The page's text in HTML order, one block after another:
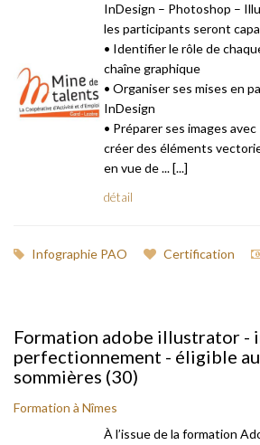
InDesign – Photoshop –
les participants seront
• Identifier le rôle de
chaîne graphique
• Organiser ses mises en
InDesign
• Préparer ses images
créer des éléments
en vue de ... [...]
détail
Infographie PAO Certification
Formation adobe illustrator -
perfectionnement - éligible
sommières (30)
Formation à Nîmes
À l’issue de la formation